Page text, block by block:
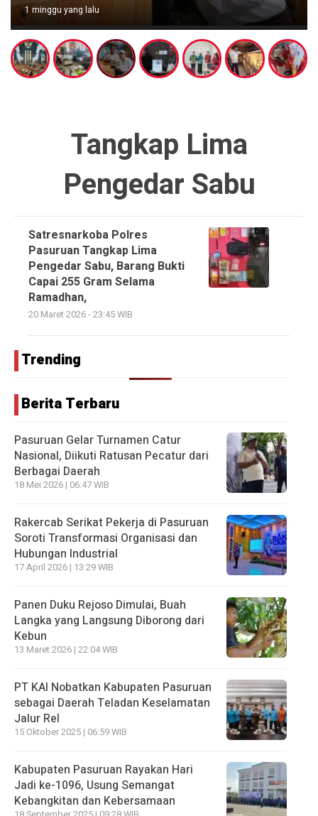
1 minggu yang lalu
Tangkap Lima
Pengedar Sabu
Satresnarkoba Polres
Pasuruan Tangkap Lima
Pengedar Sabu, Barang Bukti
Capai 255 Gram Selama
Ramadhan,
20 Maret 2026 - 23:45 WIB
Trending
Berita Terbaru
Pasuruan Gelar Turnamen Catur
Nasional, Diikuti Ratusan Pecatur dari
Berbagai Daerah
18 Mei 2026 | 06:47 WIB
Rakercab Serikat Pekerja di Pasuruan
Soroti Transformasi Organisasi dan
Hubungan Industrial
17 April 2026 | 13:29 WIB
Panen Duku Rejoso Dimulai, Buah
Langka yang Langsung Diborong dari
Kebun
13 Maret 2026 | 22:04 WIB
PT KAI Nobatkan Kabupaten Pasuruan
sebagai Daerah Teladan Keselamatan
Jalur Rel
15 Oktober 2025 | 06:59 WIB
Kabupaten Pasuruan Rayakan Hari
Jadi ke-1096, Usung Semangat
Kebangkitan dan Kebersamaan